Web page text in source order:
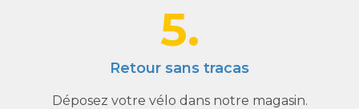
5.
Retour sans tracas
Déposez votre vélo dans notre magasin.